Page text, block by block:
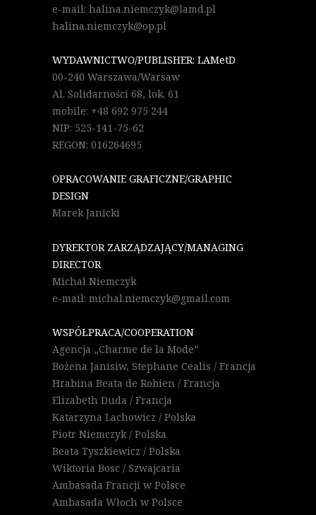
e-mail: halina.niemczyk@lamd.pl
halina.niemczyk@op.pl
WYDAWNICTWO/PUBLISHER: LAMetD
00-240 Warszawa/Warsaw
Al. Solidarności 68, lok. 61
mobile: +48 692 975 244
NIP: 525-141-75-62
REGON: 016264695
OPRACOWANIE GRAFICZNE/GRAPHIC
DESIGN
Marek Janicki
DYREKTOR ZARZĄDZAJĄCY/MANAGING
DIRECTOR
Michał Niemczyk
e-mail: michal.niemczyk@gmail.com
WSPÓŁPRACA/COOPERATION
Agencja „Charme de la Mode”
Bożena Janisiw, Stephane Cealis / Francja
Hrabina Beata de Robien / Francja
Elizabeth Duda / Francja
Katarzyna Lachowicz / Polska
Piotr Niemczyk / Polska
Beata Tyszkiewicz / Polska
Wiktoria Bosc / Szwajcaria
Ambasada Francji w Polsce
Ambasada Włoch w Polsce